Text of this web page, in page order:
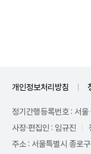
개인정보처리방침
정기간행등록번호 : 서
사장·편집인 : 임규진
주소 : 서울특별시 종로